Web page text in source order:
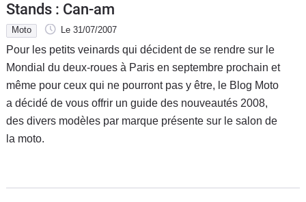
Stands : Can-am
Moto Le 31/07/2007
Pour les petits veinards qui décident de se rendre sur le
Mondial du deux-roues à Paris en septembre prochain et
même pour ceux qui ne pourront pas y être, le Blog Moto
a décidé de vous offrir un guide des nouveautés 2008,
des divers modèles par marque présente sur le salon de
la moto.